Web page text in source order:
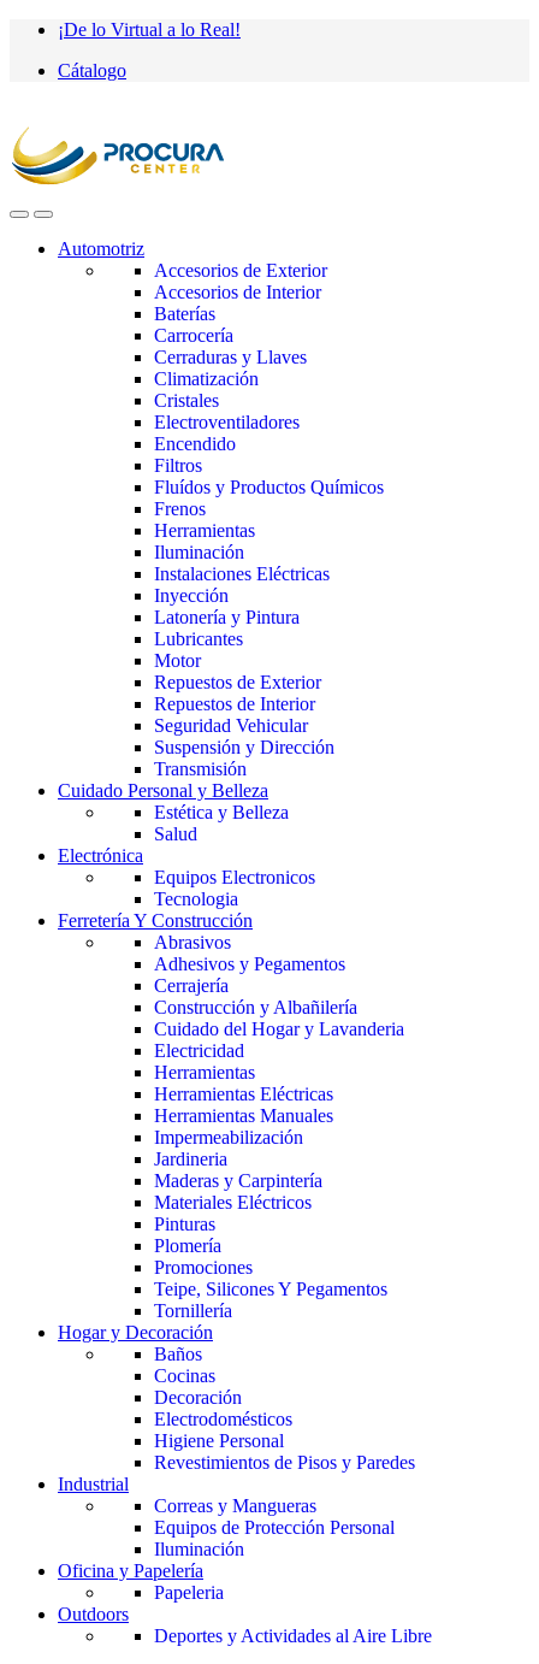
Saltar
navegación
saltar
contenido
¡De lo Virtual a lo Real!
Cátalogo
Automotriz
Accesorios de Exterior
Accesorios de Interior
Baterías
Carrocería
Cerraduras y Llaves
Climatización
Cristales
Electroventiladores
Encendido
Filtros
Fluídos y Productos Químicos
Frenos
Herramientas
Iluminación
Instalaciones Eléctricas
Inyección
Latonería y Pintura
Lubricantes
Motor
Repuestos de Exterior
Repuestos de Interior
Seguridad Vehicular
Suspensión y Dirección
Transmisión
Cuidado Personal y Belleza
Estética y Belleza
Salud
Electrónica
Equipos Electronicos
Tecnologia
Ferretería Y Construcción
Abrasivos
Adhesivos y Pegamentos
Cerrajería
Construcción y Albañilería
Cuidado del Hogar y Lavanderia
Electricidad
Herramientas
Herramientas Eléctricas
Herramientas Manuales
Impermeabilización
Jardineria
Maderas y Carpintería
Materiales Eléctricos
Pinturas
Plomería
Promociones
Teipe, Silicones Y Pegamentos
Tornillería
Hogar y Decoración
Baños
Cocinas
Decoración
Electrodomésticos
Higiene Personal
Revestimientos de Pisos y Paredes
Industrial
Correas y Mangueras
Equipos de Protección Personal
Iluminación
Oficina y Papelería
Papeleria
Outdoors
Deportes y Actividades al Aire Libre